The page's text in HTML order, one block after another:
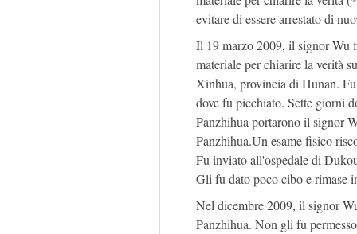
evitare di essere arrestato di
Il 19 marzo 2009, il signor Wu
materiale per chiarire la verità
Xinhua, provincia di Hunan.
dove fu picchiato. Sette giorni
Panzhihua portarono il signor
Panzhihua.Un esame fisico
Fu inviato all'ospedale di
Gli fu dato poco cibo e rimase
Nel dicembre 2009, il signor
Panzhihua. Non gli fu